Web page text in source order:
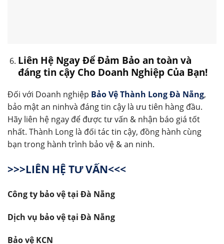
Liên Hệ Ngay Để Đảm Bảo an toàn và
đáng tin cậy Cho Doanh Nghiệp Của Bạn!
Đối với Doanh nghiệp Bảo Vệ Thành Long Đà Nẵng,
bảo mật an ninhvà đáng tin cậy là ưu tiên hàng đầu.
Hãy liên hệ ngay để được tư vấn & nhận báo giá tốt
nhất. Thành Long là đối tác tin cậy, đồng hành cùng
bạn trong hành trình bảo vệ & an ninh.
>>>LIÊN HỆ TƯ VẤN<<<
Công ty bảo vệ tại Đà Nẵng
Dịch vụ bảo vệ tại Đà Nẵng
Bảo vệ KCN